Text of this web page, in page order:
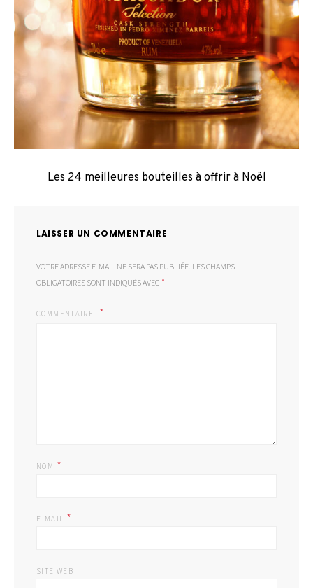
Les 24 meilleures bouteilles à offrir à Noël
LAISSER UN COMMENTAIRE
VOTRE ADRESSE E-MAIL NE SERA PAS PUBLIÉE. LES CHAMPS
OBLIGATOIRES SONT INDIQUÉS AVEC *
COMMENTAIRE
NOM *
E-MAIL *
SITE WEB